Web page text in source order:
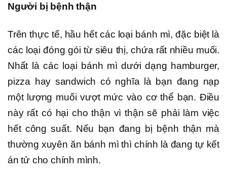
Người bị bệnh thận
Trên thực tế, hầu hết các loại bánh mì, đặc biệt là
các loại đóng gói từ siêu thị, chứa rất nhiều muối.
Nhất là các loại bánh mì dưới dạng hamburger,
pizza hay sandwich có nghĩa là bạn đang nạp
một lượng muối vượt mức vào cơ thể bạn. Điều
này rất có hại cho thận vì thận sẽ phải làm việc
hết công suất. Nếu bạn đang bị bệnh thận mà
thường xuyên ăn bánh mì thì chính là đang tự kết
án tử cho chính mình.